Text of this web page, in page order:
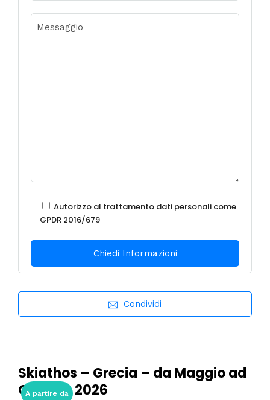
Autorizzo al trattamento dati personali come
GPDR 2016/679
Condividi
Skiathos – Grecia – da Maggio ad
Ottobre 2026
A partire da